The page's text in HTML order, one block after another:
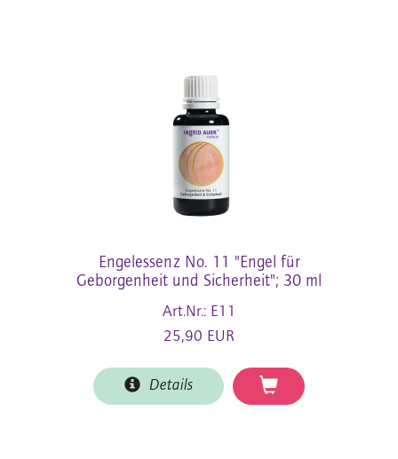
Engelessenz No. 11 "Engel für
Geborgenheit und Sicherheit"; 30 ml
Art.Nr.: E11
25,90 EUR
Details